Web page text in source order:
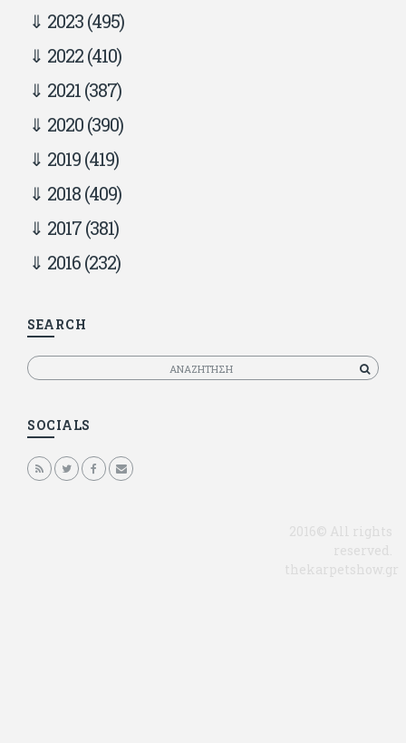
2023(495)
2022(410)
2021(387)
2020(390)
2019(419)
2018(409)
2017(381)
2016(232)
SEARCH
Αναζητηση
SOCIALS